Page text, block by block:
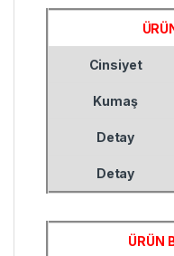
Cinsiyet
Kumaş
Detay
Detay
ÜRÜN